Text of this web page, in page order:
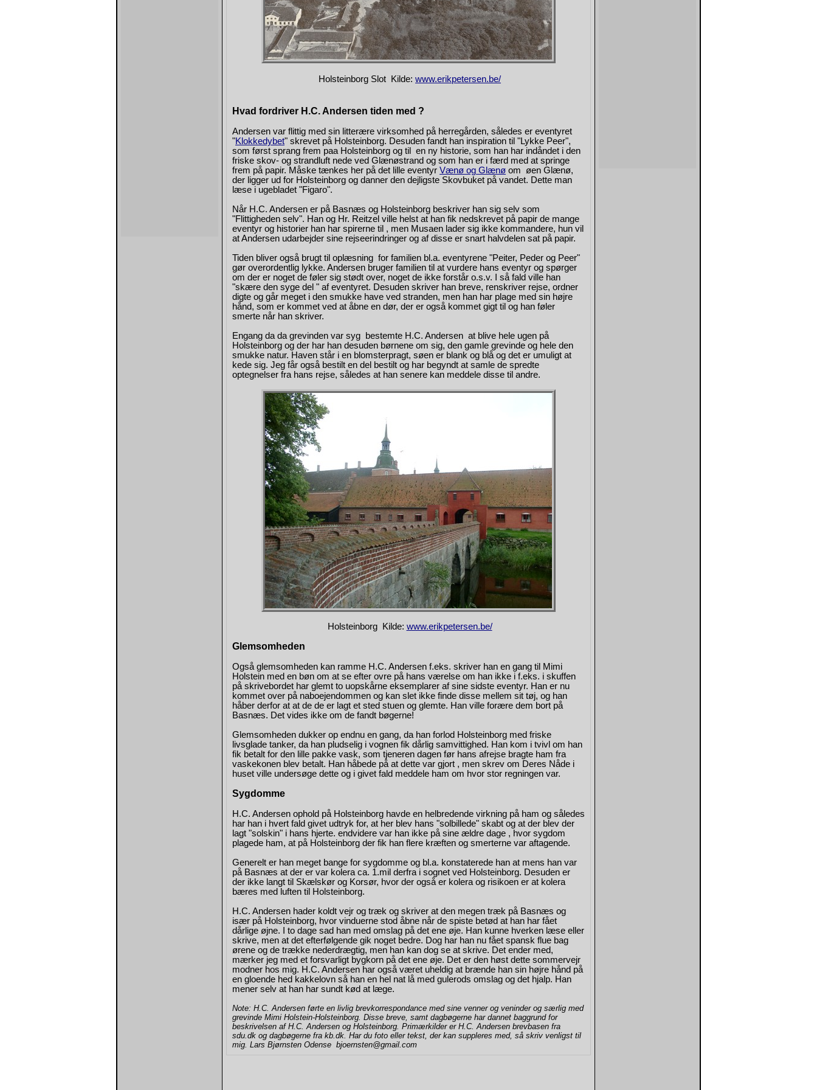
Holsteinborg Slot Kilde: www.erikpetersen.be/
Hvad fordriver H.C. Andersen tiden med ?
Andersen var flittig med sin litterære virksomhed på herregården, således er eventyret
"Klokkedybet" skrevet på Holsteinborg. Desuden fandt han inspiration til "Lykke Peer",
som først sprang frem paa Holsteinborg og til en ny historie, som han har indåndet i den
friske skov- og strandluft nede ved Glænøstrand og som han er i færd med at springe
frem på papir. Måske tænkes her på det lille eventyr Vænø og Glænø om øen Glænø,
der ligger ud for Holsteinborg og danner den dejligste Skovbuket på vandet. Dette man
læse i ugebladet "Figaro".
Når H.C. Andersen er på Basnæs og Holsteinborg beskriver han sig selv som
"Flittigheden selv". Han og Hr. Reitzel ville helst at han fik nedskrevet på papir de mange
eventyr og historier han har spirerne til , men Musaen lader sig ikke kommandere, hun vil
at Andersen udarbejder sine rejseerindringer og af disse er snart halvdelen sat på papir.
Tiden bliver også brugt til oplæsning for familien bl.a. eventyrene "Peiter, Peder og Peer"
gør overordentlig lykke. Andersen bruger familien til at vurdere hans eventyr og spørger
om der er noget de føler sig stødt over, noget de ikke forstår o.s.v. I så fald ville han
"skære den syge del " af eventyret. Desuden skriver han breve, renskriver rejse, ordner
digte og går meget i den smukke have ved stranden, men han har plage med sin højre
hånd, som er kommet ved at åbne en dør, der er også kommet gigt til og han føler
smerte når han skriver.
Engang da da grevinden var syg bestemte H.C. Andersen at blive hele ugen på
Holsteinborg og der har han desuden børnene om sig, den gamle grevinde og hele den
smukke natur. Haven står i en blomsterpragt, søen er blank og blå og det er umuligt at
kede sig. Jeg får også bestilt en del bestilt og har begyndt at samle de spredte
optegnelser fra hans rejse, således at han senere kan meddele disse til andre.
Holsteinborg Kilde: www.erikpetersen.be/
Glemsomheden
Også glemsomheden kan ramme H.C. Andersen f.eks. skriver han en gang til Mimi
Holstein med en bøn om at se efter ovre på hans værelse om han ikke i f.eks. i skuffen
på skrivebordet har glemt to uopskårne eksemplarer af sine sidste eventyr. Han er nu
kommet over på naboejendommen og kan slet ikke finde disse mellem sit tøj, og han
håber derfor at at de de er lagt et sted stuen og glemte. Han ville forære dem bort på
Basnæs. Det vides ikke om de fandt bøgerne!
Glemsomheden dukker op endnu en gang, da han forlod Holsteinborg med friske
livsglade tanker, da han pludselig i vognen fik dårlig samvittighed. Han kom i tvivl om han
fik betalt for den lille pakke vask, som tjeneren dagen før hans afrejse bragte ham fra
vaskekonen blev betalt. Han håbede på at dette var gjort , men skrev om Deres Nåde i
huset ville undersøge dette og i givet fald meddele ham om hvor stor regningen var.
Sygdomme
H.C. Andersen ophold på Holsteinborg havde en helbredende virkning på ham og således
har han i hvert fald givet udtryk for, at her blev hans "solbillede" skabt og at der blev der
lagt "solskin" i hans hjerte. endvidere var han ikke på sine ældre dage , hvor sygdom
plagede ham, at på Holsteinborg der fik han flere kræften og smerterne var aftagende.
Generelt er han meget bange for sygdomme og bl.a. konstaterede han at mens han var
på Basnæs at der er var kolera ca. 1.mil derfra i sognet ved Holsteinborg. Desuden er
der ikke langt til Skælskør og Korsør, hvor der også er kolera og risikoen er at kolera
bæres med luften til Holsteinborg.
H.C. Andersen hader koldt vejr og træk og skriver at den megen træk på Basnæs og
især på Holsteinborg, hvor vinduerne stod åbne når de spiste betød at han har fået
dårlige øjne. I to dage sad han med omslag på det ene øje. Han kunne hverken læse eller
skrive, men at det efterfølgende gik noget bedre. Dog har han nu fået spansk flue bag
ørene og de trække nederdrægtig, men han kan dog se at skrive. Det ender med,
mærker jeg med et forsvarligt bygkorn på det ene øje. Det er den høst dette sommervejr
modner hos mig. H.C. Andersen har også været uheldig at brænde han sin højre hånd på
en gloende hed kakkelovn så han en hel nat lå med gulerods omslag og det hjalp. Han
mener selv at han har sundt kød at læge.
Note: H.C. Andersen førte en livlig brevkorrespondance med sine venner og veninder og særlig med
grevinde Mimi Holstein-Holsteinborg. Disse breve, samt dagbøgerne har dannet baggrund for
beskrivelsen af H.C. Andersen og Holsteinborg. Primærkilder er H.C. Andersen brevbasen fra
sdu.dk og dagbøgerne fra kb.dk. Har du foto eller tekst, der kan suppleres med, så skriv venligst til
mig. Lars Bjørnsten Odense bjoernsten@gmail.com